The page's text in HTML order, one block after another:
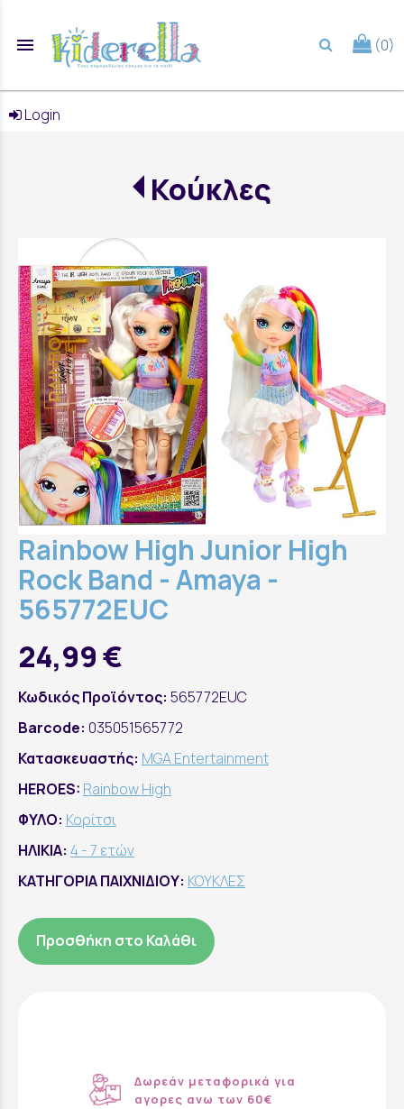
menu (0)
Login
Κούκλες
Rainbow High Junior High
Rock Band - Amaya -
565772EUC
24,99 €
Κωδικός Προϊόντος: 565772EUC
Barcode: 035051565772
Κατασκευαστής: MGA Entertainment
HEROES: Rainbow High
ΦΥΛΟ: Κορίτσι
ΗΛΙΚΙΑ: 4 - 7 ετών
ΚΑΤΗΓΟΡΙΑ ΠΑΙΧΝΙΔΙΟΥ: ΚΟΥΚΛΕΣ
Προσθήκη στο Καλάθι
Δωρεάν μεταφορικά για
αγορες ανω των 60€